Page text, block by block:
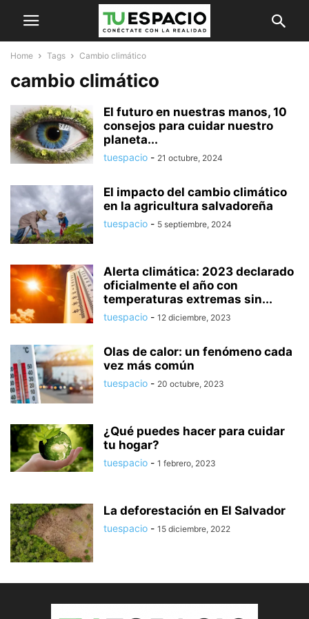
Home Tags Cambio climático
cambio climático
El futuro en nuestras manos, 10
consejos para cuidar nuestro
planeta...
tuespacio - 21 octubre, 2024
El impacto del cambio climático
en la agricultura salvadoreña
tuespacio - 5 septiembre, 2024
Alerta climática: 2023 declarado
oficialmente el año con
temperaturas extremas sin...
tuespacio - 12 diciembre, 2023
Olas de calor: un fenómeno cada
vez más común
tuespacio - 20 octubre, 2023
¿Qué puedes hacer para cuidar
tu hogar?
tuespacio - 1 febrero, 2023
La deforestación en El Salvador
tuespacio - 15 diciembre, 2022